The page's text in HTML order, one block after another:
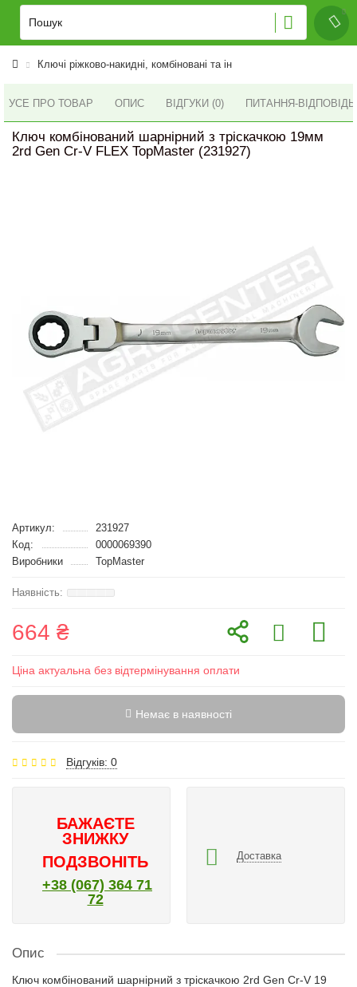
Ключі ріжково-накидні, комбіновані та ін
УСЕ ПРО ТОВАР ОПИС ВІДГУКИ (0) ПИТАННЯ-
Ключ комбінований шарнірний з тріскачкою 19мм
2rd Gen Cr-V FLEX TopMaster (231927)
Артикул:
231927
Код:
0000069390
Виробники
TopMaster
664 ₴
Ціна актуальна без відтермінування оплати
Немає в наявності
Відгуків: 0
БАЖАЄТЕ
ЗНИЖКУ
ПОДЗВОНІТЬ
+38 (067) 364 71
72
Доставка
Опис
Ключ комбінований шарнірний з тріскачкою 2rd Gen Cr-V 19